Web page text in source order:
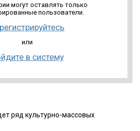
могут оставлять только
пользователи.
или
в систему
ряд культурно-массовых